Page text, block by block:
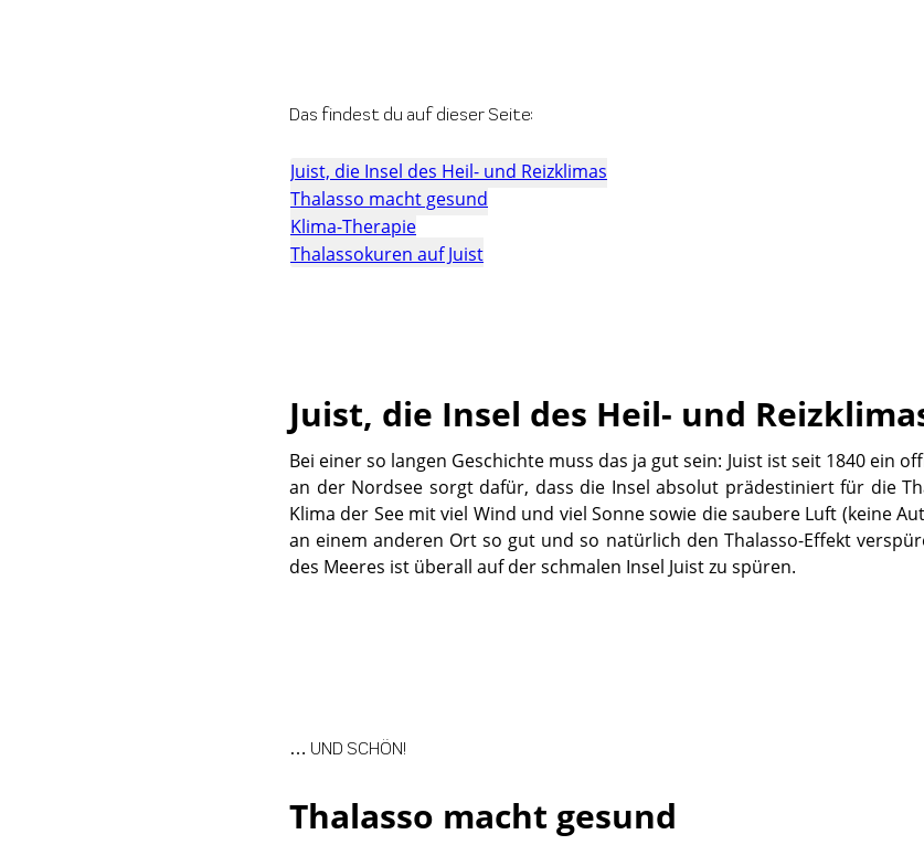
Das findest du auf dieser Seite:
Juist, die Insel des Heil- und Reizklimas
Thalasso macht gesund
Klima-Therapie
Thalassokuren auf Juist
Juist, die Insel des Heil- und
Bei einer so langen Geschichte muss das ja gut sein: Juist ist seit 1840 ein
an der Nordsee sorgt dafür, dass die Insel absolut prädestiniert für die
Klima der See mit viel Wind und viel Sonne sowie die saubere Luft (keine
an einem anderen Ort so gut und so natürlich den Thalasso-Effekt
des Meeres ist überall auf der schmalen Insel Juist zu spüren.
Thalasso macht gesund
… UND SCHÖN!